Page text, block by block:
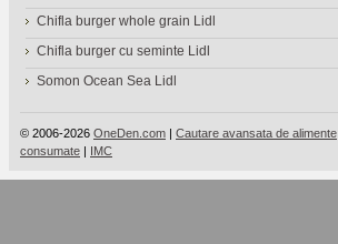
Chifla burger whole grain Lidl
Chifla burger cu seminte Lidl
Somon Ocean Sea Lidl
© 2006-2026 OneDen.com | Cautare avansata de alimente
consumate | IMC